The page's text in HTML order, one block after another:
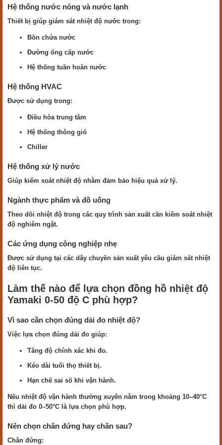
Hệ thống nước nóng và nước lạnh
Thiết bị giúp giám sát nhiệt độ nước trong:
Bồn chứa nước
Đường ống cấp nước
Hệ thống tuần hoàn nước
Hệ thống HVAC
Được sử dụng trong:
Điều hòa trung tâm
Hệ thống thông gió
Chiller
Hệ thống xử lý nước
Giúp kiểm soát nhiệt độ nhằm đảm bảo hiệu quả xử lý.
Ngành thực phẩm và đồ uống
Theo dõi nhiệt độ trong các quy trình sản xuất cần kiểm soát nhiệt
độ nghiêm ngặt.
Các ứng dụng công nghiệp nhẹ
Được sử dụng tại các dây chuyền sản xuất yêu cầu giám sát nhiệt
độ liên tục.
Làm thế nào để lựa chọn đồng hồ nhiệt độ
Yamaki 0-50 độ C phù hợp?
Vì sao cần chọn đúng dải đo nhiệt độ?
Việc lựa chọn đúng dải đo giúp:
Tăng độ chính xác khi đo.
Kéo dài tuổi thọ thiết bị.
Hạn chế sai số khi vận hành.
Nếu nhiệt độ vận hành thường xuyên nằm trong khoảng 10–40°C
thì dải đo 0–50°C là lựa chọn phù hợp.
Nên chọn chân đứng hay chân sau?
Chân đứng: